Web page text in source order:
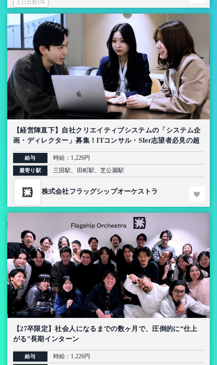
土日出勤OK
【経営陣直下】自社クリエイティブシステムの「システム企
画・ディレクター」募集！ITコンサル・SIer志望者必見の超
上流インターン【AI導入プロジェクト】
給与 時給：1,226円
最寄り駅 三田駅、田町駅、芝公園駅
株式会社フラッグシップオーケストラ
【27卒限定】社会人になるまでの数ヶ月で、圧倒的に“仕上
がる”長期インターン
給与 時給：1,226円